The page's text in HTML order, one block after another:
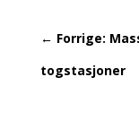
← Forrige:
togstasjoner